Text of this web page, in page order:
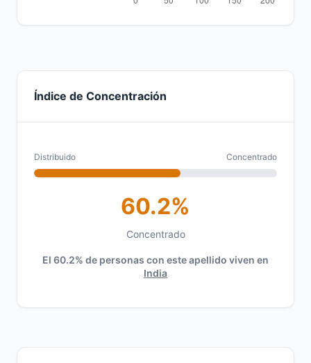
Índice de Concentración
Distribuido Concentrado
60.2%
Concentrado
El 60.2% de personas con este apellido viven en
India